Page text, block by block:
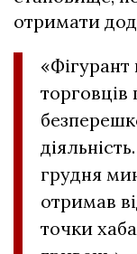
отримати
торговців
грудня
отримав
точки